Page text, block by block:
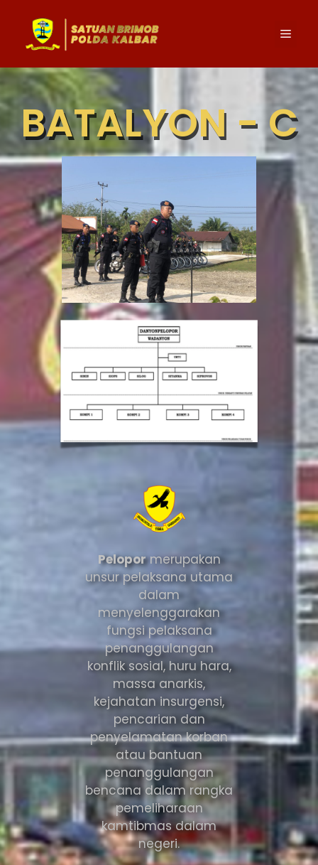
BATALYON - C
Pelopormerupakan
unsur pelaksana utama
dalam
menyelenggarakan
fungsi pelaksana
penanggulangan
konflik sosial, huru hara,
massa anarkis,
kejahatan insurgensi,
pencarian dan
penyelamatan korban
atau bantuan
penanggulangan
bencana dalam rangka
pemeliharaan
kamtibmas dalam
negeri.